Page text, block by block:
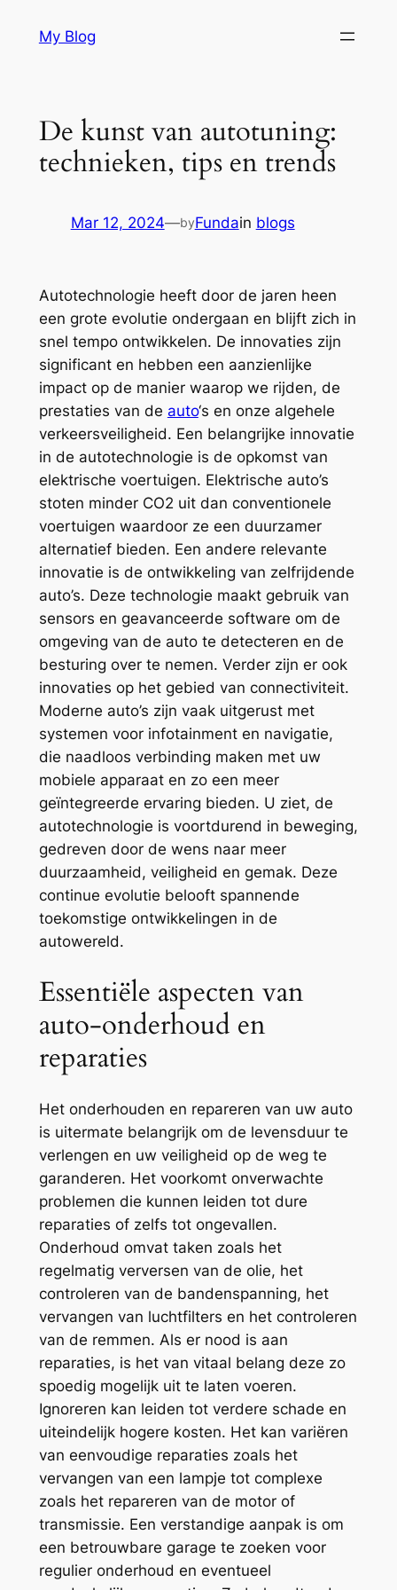
My Blog
De kunst van autotuning:
technieken, tips en trends
Mar 12, 2024—byFundain blogs
Autotechnologie heeft door de jaren heen
een grote evolutie ondergaan en blijft zich in
snel tempo ontwikkelen. De innovaties zijn
significant en hebben een aanzienlijke
impact op de manier waarop we rijden, de
prestaties van de auto‘s en onze algehele
verkeersveiligheid. Een belangrijke innovatie
in de autotechnologie is de opkomst van
elektrische voertuigen. Elektrische auto’s
stoten minder CO2 uit dan conventionele
voertuigen waardoor ze een duurzamer
alternatief bieden. Een andere relevante
innovatie is de ontwikkeling van zelfrijdende
auto’s. Deze technologie maakt gebruik van
sensors en geavanceerde software om de
omgeving van de auto te detecteren en de
besturing over te nemen. Verder zijn er ook
innovaties op het gebied van connectiviteit.
Moderne auto’s zijn vaak uitgerust met
systemen voor infotainment en navigatie,
die naadloos verbinding maken met uw
mobiele apparaat en zo een meer
geïntegreerde ervaring bieden. U ziet, de
autotechnologie is voortdurend in beweging,
gedreven door de wens naar meer
duurzaamheid, veiligheid en gemak. Deze
continue evolutie belooft spannende
toekomstige ontwikkelingen in de
autowereld.
Essentiële aspecten van
auto-onderhoud en
reparaties
Het onderhouden en repareren van uw auto
is uitermate belangrijk om de levensduur te
verlengen en uw veiligheid op de weg te
garanderen. Het voorkomt onverwachte
problemen die kunnen leiden tot dure
reparaties of zelfs tot ongevallen.
Onderhoud omvat taken zoals het
regelmatig verversen van de olie, het
controleren van de bandenspanning, het
vervangen van luchtfilters en het controleren
van de remmen. Als er nood is aan
reparaties, is het van vitaal belang deze zo
spoedig mogelijk uit te laten voeren.
Ignoreren kan leiden tot verdere schade en
uiteindelijk hogere kosten. Het kan variëren
van eenvoudige reparaties zoals het
vervangen van een lampje tot complexe
zoals het repareren van de motor of
transmissie. Een verstandige aanpak is om
een betrouwbare garage te zoeken voor
regulier onderhoud en eventueel